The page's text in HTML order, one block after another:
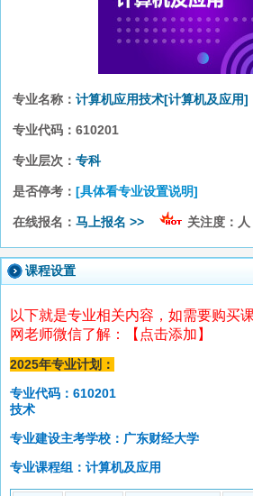
专业名称： 计算机应用技术[计算机及应用]
专业代码： 610201
专业层次： 专科
是否停考： [具体看专业设置说明]
在线报名： 马上报名 >> 关注度： 人
课程设置
以下就是专业相关内容，如需要购买
网老师微信了解：【点击添加】
2025年专业计划：
专业代码：610201 专业名
技术
专业建设主考学校：广东财经大
专业课程组：计算机及应用